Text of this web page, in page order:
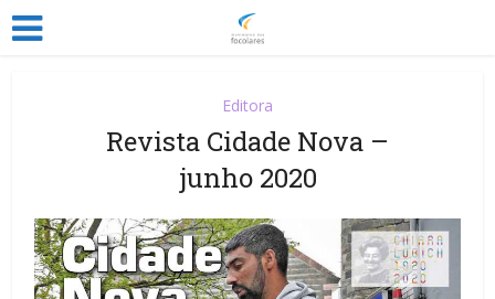
Editora
Revista Cidade Nova –
junho 2020